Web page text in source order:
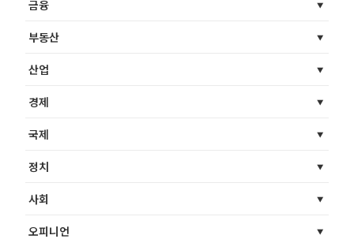
금융
부동산
산업
경제
국제
정치
사회
오피니언